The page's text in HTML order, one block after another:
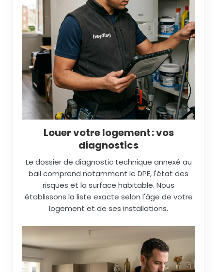
Louer votre logement : vos
diagnostics
Le dossier de diagnostic technique annexé au
bail comprend notamment le DPE, l'état des
risques et la surface habitable. Nous
établissons la liste exacte selon l'âge de votre
logement et de ses installations.